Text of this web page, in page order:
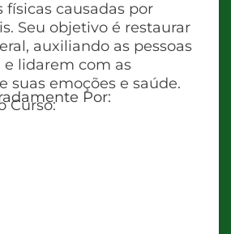
físicas causadas por
Seu objetivo é restaurar
auxiliando as pessoas
lidarem com as
suas emoções e saúde.
Por:
Curso: